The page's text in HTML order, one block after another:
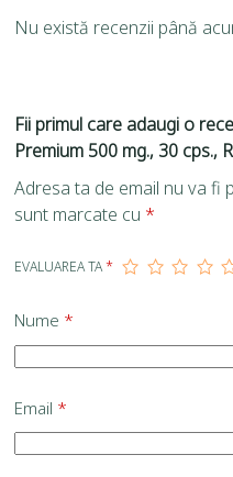
Nu există recenzii până
Fii primul care adaugi o
Premium 500 mg., 30 cps.,
Adresa ta de email nu va fi
sunt marcate cu *
EVALUAREA TA*
Nume *
Email *